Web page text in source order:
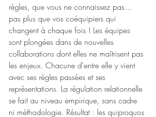
règles, que vous ne connaissez pas…
pas plus que vos coéquipiers qui
changent à chaque fois ! Les équipes
sont plongées dans de nouvelles
collaborations dont elles ne maîtrisent pas
les enjeux. Chacune d'entre elle y vient
avec ses règles passées et ses
représentations. La régulation relationnelle
se fait au niveau empirique, sans cadre
ni méthodologie. Résultat : les quiproquos